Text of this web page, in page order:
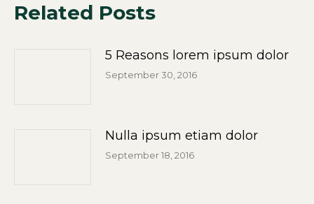
Related Posts
5 Reasons lorem ipsum dolor
September 30, 2016
Nulla ipsum etiam dolor
September 18, 2016